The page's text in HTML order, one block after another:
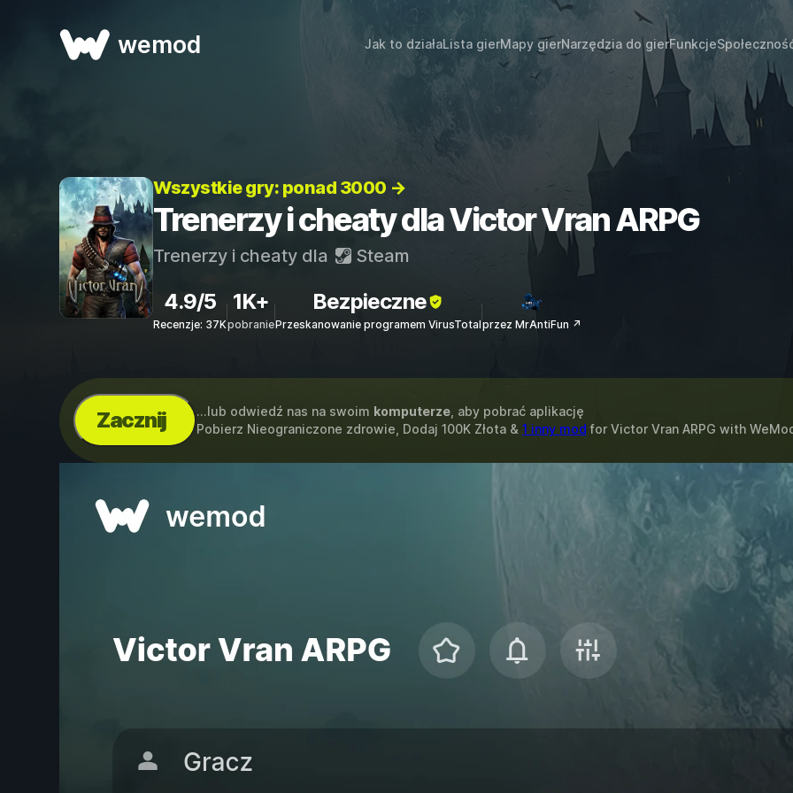
wemod Jak to działaLista gierMapy gierNarzędzia do gierFunkcje
Wszystkie gry: ponad 3000 →
Trenerzy i cheaty dla Victor Vran ARPG
Trenerzy i cheaty dla Steam
4.9/5
Recenzje: 37K
1K+
pobranie
Bezpieczne
Przeskanowanie programem VirusTotalprzez MrAntiFun ↗
Zacznij ...lub odwiedź nas na swoim komputerze, aby pobrać aplikację
Pobierz Nieograniczone zdrowie, Dodaj 100K Złota & 1 inny mod for Victor Vran ARPG with